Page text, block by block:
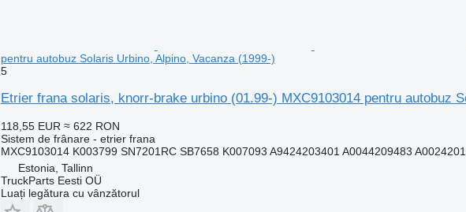
pentru autobuz Solaris Urbino, Alpino, Vacanza (1999-)
5
Etrier frana solaris, knorr-brake urbino (01.99-) MXC9103014 pentru autobuz
118,55 EUR ≈ 622 RON
Sistem de frânare - etrier frana
MXC9103014 K003799 SN7201RC SB7658 K007093 A9424203401 A0044209483
Estonia, Tallinn
TruckParts Eesti OÜ
Luați legătura cu vânzătorul